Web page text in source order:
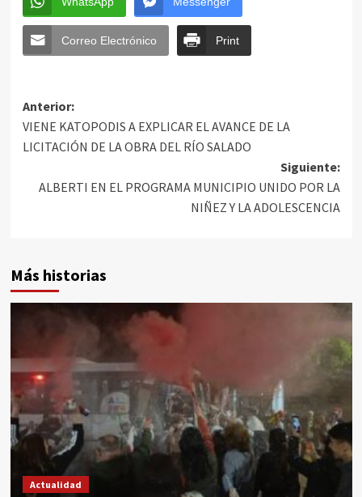
Correo Electrónico Print
Anterior:
VIENE KATOPODIS A EXPLICAR EL AVANCE DE LA
LICITACIÓN DE LA OBRA DEL RÍO SALADO
Siguiente:
ALBERTI EN EL PROGRAMA MUNICIPIO UNIDO POR LA
NIÑEZ Y LA ADOLESCENCIA
Más historias
Actualidad